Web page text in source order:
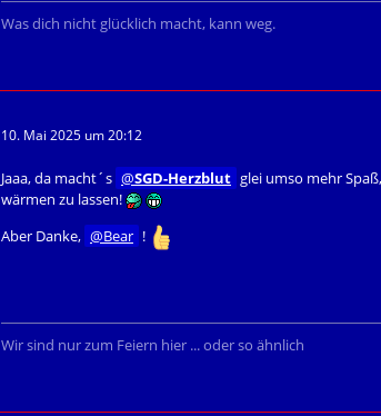
Was dich nicht glücklich macht, kann weg.
10. Mai 2025 um 20:12
Jaaa, da macht´s SGD-Herzblut glei umso mehr
wärmen zu lassen!
Aber Danke,
Bear !
Wir sind nur zum Feiern hier ... oder so ähnlich